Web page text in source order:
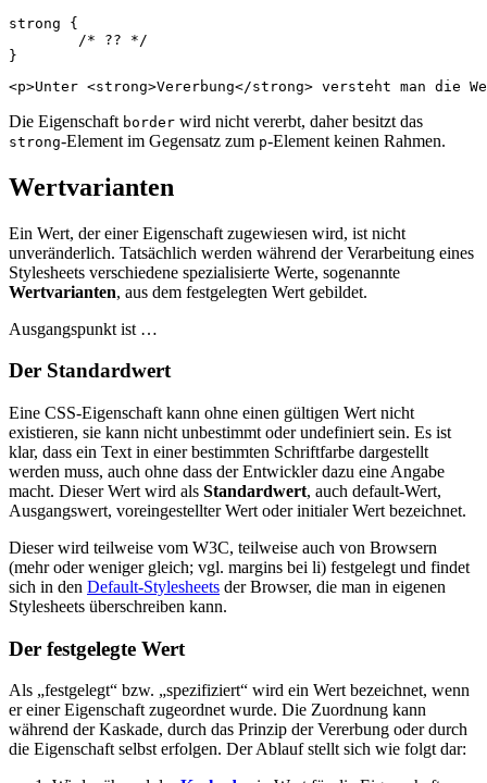
strong
{
/* ?? */
}
<p>Unter <strong>Vererbung</strong>
Die Eigenschaft border wird nicht vererbt, daher besitzt das
strong-Element im Gegensatz zum p-Element keinen Rahmen.
Wertvarianten
Ein Wert, der einer Eigenschaft zugewiesen wird, ist nicht
unveränderlich. Tatsächlich werden während der Verarbeitung eines
Stylesheets verschiedene spezialisierte Werte, sogenannte
Wertvarianten, aus dem festgelegten Wert gebildet.
Ausgangspunkt ist …
Der Standardwert
Eine CSS-Eigenschaft kann ohne einen gültigen Wert nicht
existieren, sie kann nicht unbestimmt oder undefiniert sein. Es ist
klar, dass ein Text in einer bestimmten Schriftfarbe dargestellt
werden muss, auch ohne dass der Entwickler dazu eine Angabe
macht. Dieser Wert wird als Standardwert, auch default-Wert,
Ausgangswert, voreingestellter Wert oder initialer Wert bezeichnet.
Dieser wird teilweise vom W3C, teilweise auch von Browsern
(mehr oder weniger gleich; vgl. margins bei li) festgelegt und findet
sich in den Default-Stylesheets der Browser, die man in eigenen
Stylesheets überschreiben kann.
Der festgelegte Wert
Als „festgelegt“ bzw. „spezifiziert“ wird ein Wert bezeichnet, wenn
er einer Eigenschaft zugeordnet wurde. Die Zuordnung kann
während der Kaskade, durch das Prinzip der Vererbung oder durch
die Eigenschaft selbst erfolgen. Der Ablauf stellt sich wie folgt dar: